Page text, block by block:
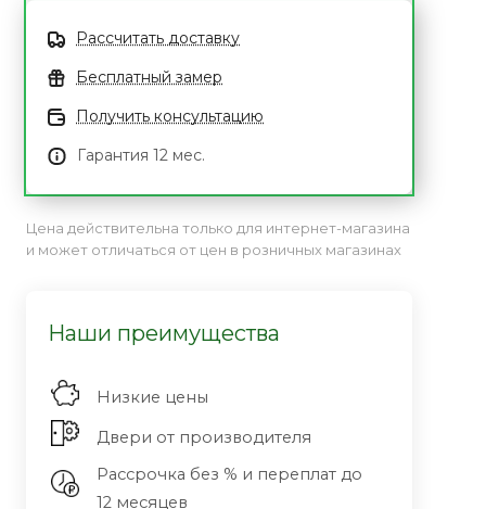
Рассчитать доставку
Бесплатный замер
Получить консультацию
Гарантия 12 мес.
Цена действительна только для интернет-магазина
и может отличаться от цен в розничных магазинах
Наши преимущества
Низкие цены
Двери от производителя
Рассрочка без % и переплат до
12 месяцев